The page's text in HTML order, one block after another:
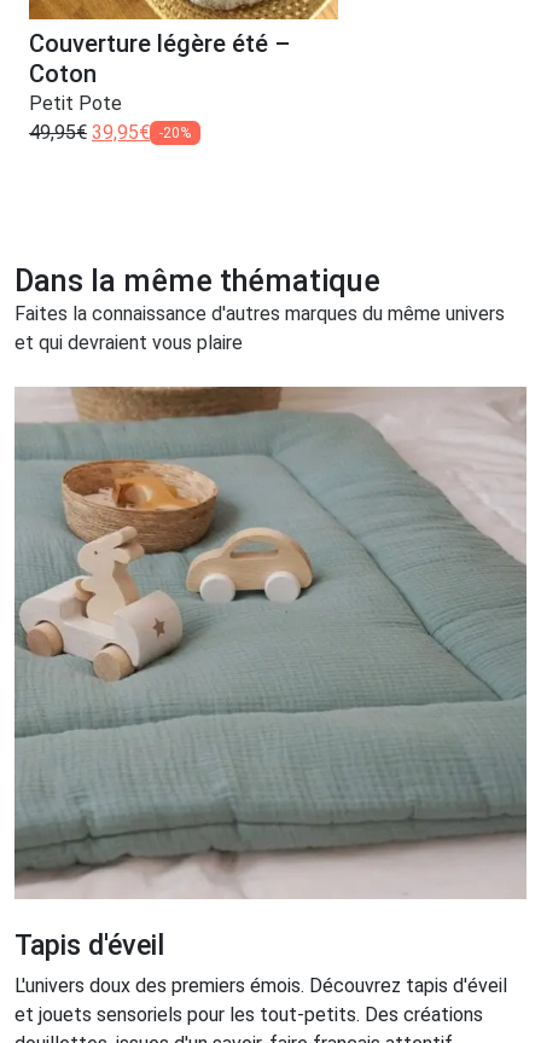
Couverture légère été –
Coton
Petit Pote
49,95€ 39,95€ -20%
Dans la même thématique
Faites la connaissance d'autres marques du même univers
et qui devraient vous plaire
Tapis d'éveil
L'univers doux des premiers émois. Découvrez tapis d'éveil
et jouets sensoriels pour les tout-petits. Des créations